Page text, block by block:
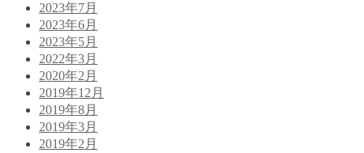
2023年7月
2023年6月
2023年5月
2022年3月
2020年2月
2019年12月
2019年8月
2019年3月
2019年2月